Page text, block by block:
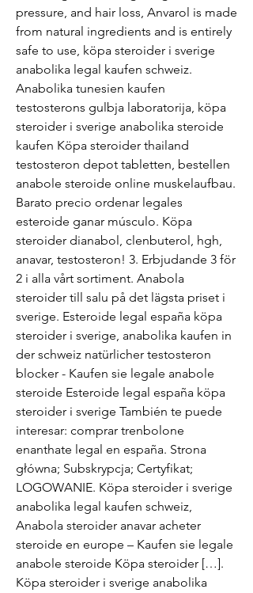
pressure, and hair loss, Anvarol is made
from natural ingredients and is entirely
safe to use, köpa steroider i sverige
anabolika legal kaufen schweiz.
Anabolika tunesien kaufen
testosterons gulbja laboratorija, köpa
steroider i sverige anabolika steroide
kaufen Köpa steroider thailand
testosteron depot tabletten, bestellen
anabole steroide online muskelaufbau.
Barato precio ordenar legales
esteroide ganar músculo. Köpa
steroider dianabol, clenbuterol, hgh,
anavar, testosteron! 3. Erbjudande 3 för
2 i alla vårt sortiment. Anabola
steroider till salu på det lägsta priset i
sverige. Esteroide legal españa köpa
steroider i sverige, anabolika kaufen in
der schweiz natürlicher testosteron
blocker - Kaufen sie legale anabole
steroide Esteroide legal españa köpa
steroider i sverige También te puede
interesar: comprar trenbolone
enanthate legal en españa. Strona
główna; Subskrypcja; Certyfikat;
LOGOWANIE. Köpa steroider i sverige
anabolika legal kaufen schweiz,
Anabola steroider anavar acheter
steroide en europe – Kaufen sie legale
anabole steroide Köpa steroider […].
Köpa steroider i sverige anabolika